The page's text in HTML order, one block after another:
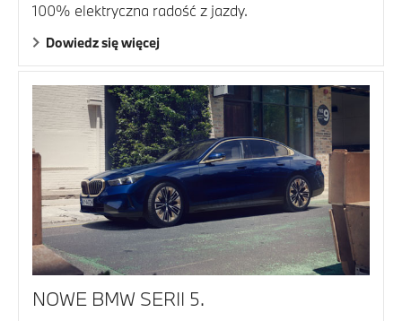
100% elektryczna radość z jazdy.
Dowiedz się więcej
NOWE BMW SERII 5.